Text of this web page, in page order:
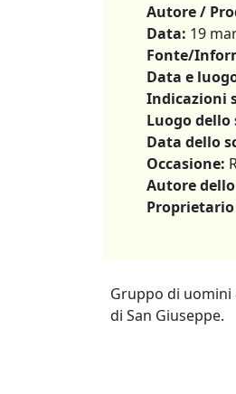
Autore /
Data: 19
Fonte/
Data e
Indicazioni
Luogo dello
Data dello
Occasione:
Autore
Gruppo di
di San Giuseppe.